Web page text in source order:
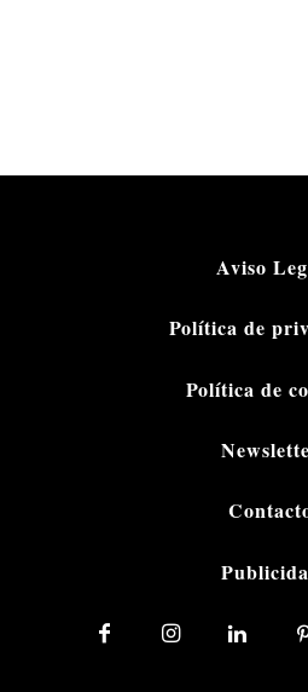
Aviso
Política de
Política de